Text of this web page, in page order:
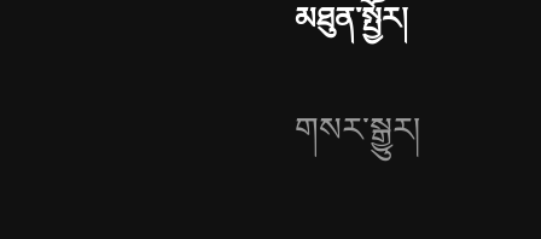
མཐུན་སྤྱོར།
གསར་སྒྱུར།